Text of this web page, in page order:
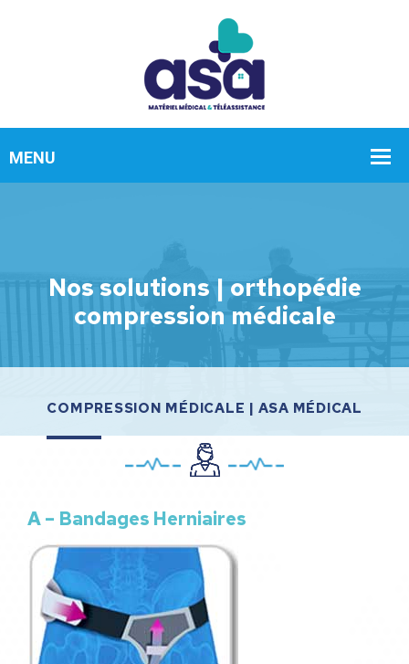
Nos solutions | orthopédie
compression médicale
COMPRESSION MÉDICALE | ASA MÉDICAL
A – Bandages Herniaires